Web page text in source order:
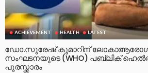
ACHIEVEMENT HEALTH LATEST
ഡോ.സുരേഷ് കുമാറിന്
സംഘടനയുടെ (WHO) പബ്ലിക്
പുരസ്ക്കാരം